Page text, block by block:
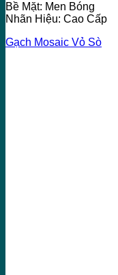
Bề Mặt: Men Bóng
Nhãn Hiệu: Cao Cấp
Gạch Mosaic Vỏ Sò